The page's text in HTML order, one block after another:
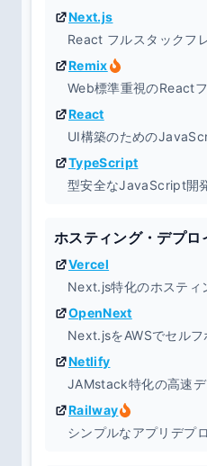
Next.js
React フルスタックフ
Remix
Web標準重視のReact
React
UI構築のための
TypeScript
型安全なJavaScript開
ホスティング・デプロ
Vercel
Next.js特化のホスティ
OpenNext
Next.jsをAWSでセルフ
Netlify
JAMstack特化の高速デ
Railway
シンプルなアプリデプ